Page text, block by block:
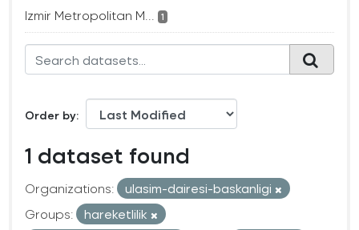
Izmir Metropolitan M... 1
Order by
1 dataset found
Organizations:
ulasim-dairesi-baskanligi
Groups:
hareketlilik